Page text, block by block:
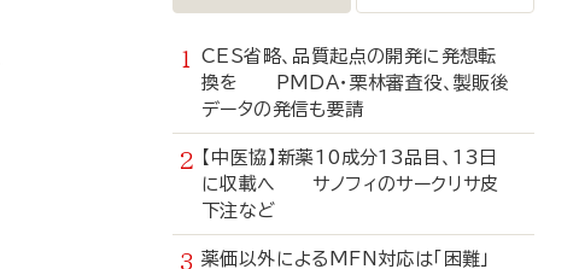
CES省略、品質起点の開発に発想転
換を PMDA・栗林審査役、製販後
データの発信も要請
【中医協】新薬10成分13品目、13日
に収載へ サノフィのサークリサ皮
下注など
薬価以外によるMFN対応は「困難」